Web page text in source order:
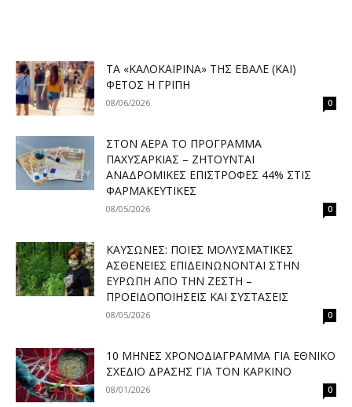
ΤΑ «ΚΑΛΟΚΑΙΡΙΝΆ» ΤΗΣ ΈΒΑΛΕ (ΚΑΙ)
ΦΈΤΟΣ Η ΓΡΊΠΗ
08/06/2026 0
ΣΤΟΝ ΑΈΡΑ ΤΟ ΠΡΌΓΡΑΜΜΑ
ΠΑΧΥΣΑΡΚΊΑΣ – ΖΗΤΟΎΝΤΑΙ
ΑΝΑΔΡΟΜΙΚΈΣ ΕΠΙΣΤΡΟΦΈΣ 44% ΣΤΙΣ
ΦΑΡΜΑΚΕΥΤΙΚΈΣ
08/05/2026 0
ΚΑΎΣΩΝΕΣ: ΠΟΙΕΣ ΜΟΛΥΣΜΑΤΙΚΈΣ
ΑΣΘΈΝΕΙΕΣ ΕΠΙΔΕΙΝΏΝΟΝΤΑΙ ΣΤΗΝ
ΕΥΡΏΠΗ ΑΠΌ ΤΗΝ ΖΈΣΤΗ –
ΠΡΟΕΙΔΟΠΟΙΉΣΕΙΣ ΚΑΙ ΣΥΣΤΆΣΕΙΣ
08/05/2026 0
10 ΜΉΝΕΣ ΧΡΟΝΟΔΙΆΓΡΑΜΜΑ ΓΙΑ ΕΘΝΙΚΌ
ΣΧΈΔΙΟ ΔΡΆΣΗΣ ΓΙΑ ΤΟΝ ΚΑΡΚΊΝΟ
08/01/2026 0